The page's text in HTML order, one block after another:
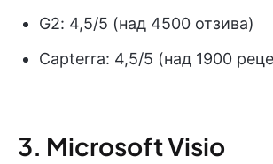
G2: 4,5/5 (над 4500 отзива)
Capterra: 4,5/5 (над 1900
3. Microsoft Visio